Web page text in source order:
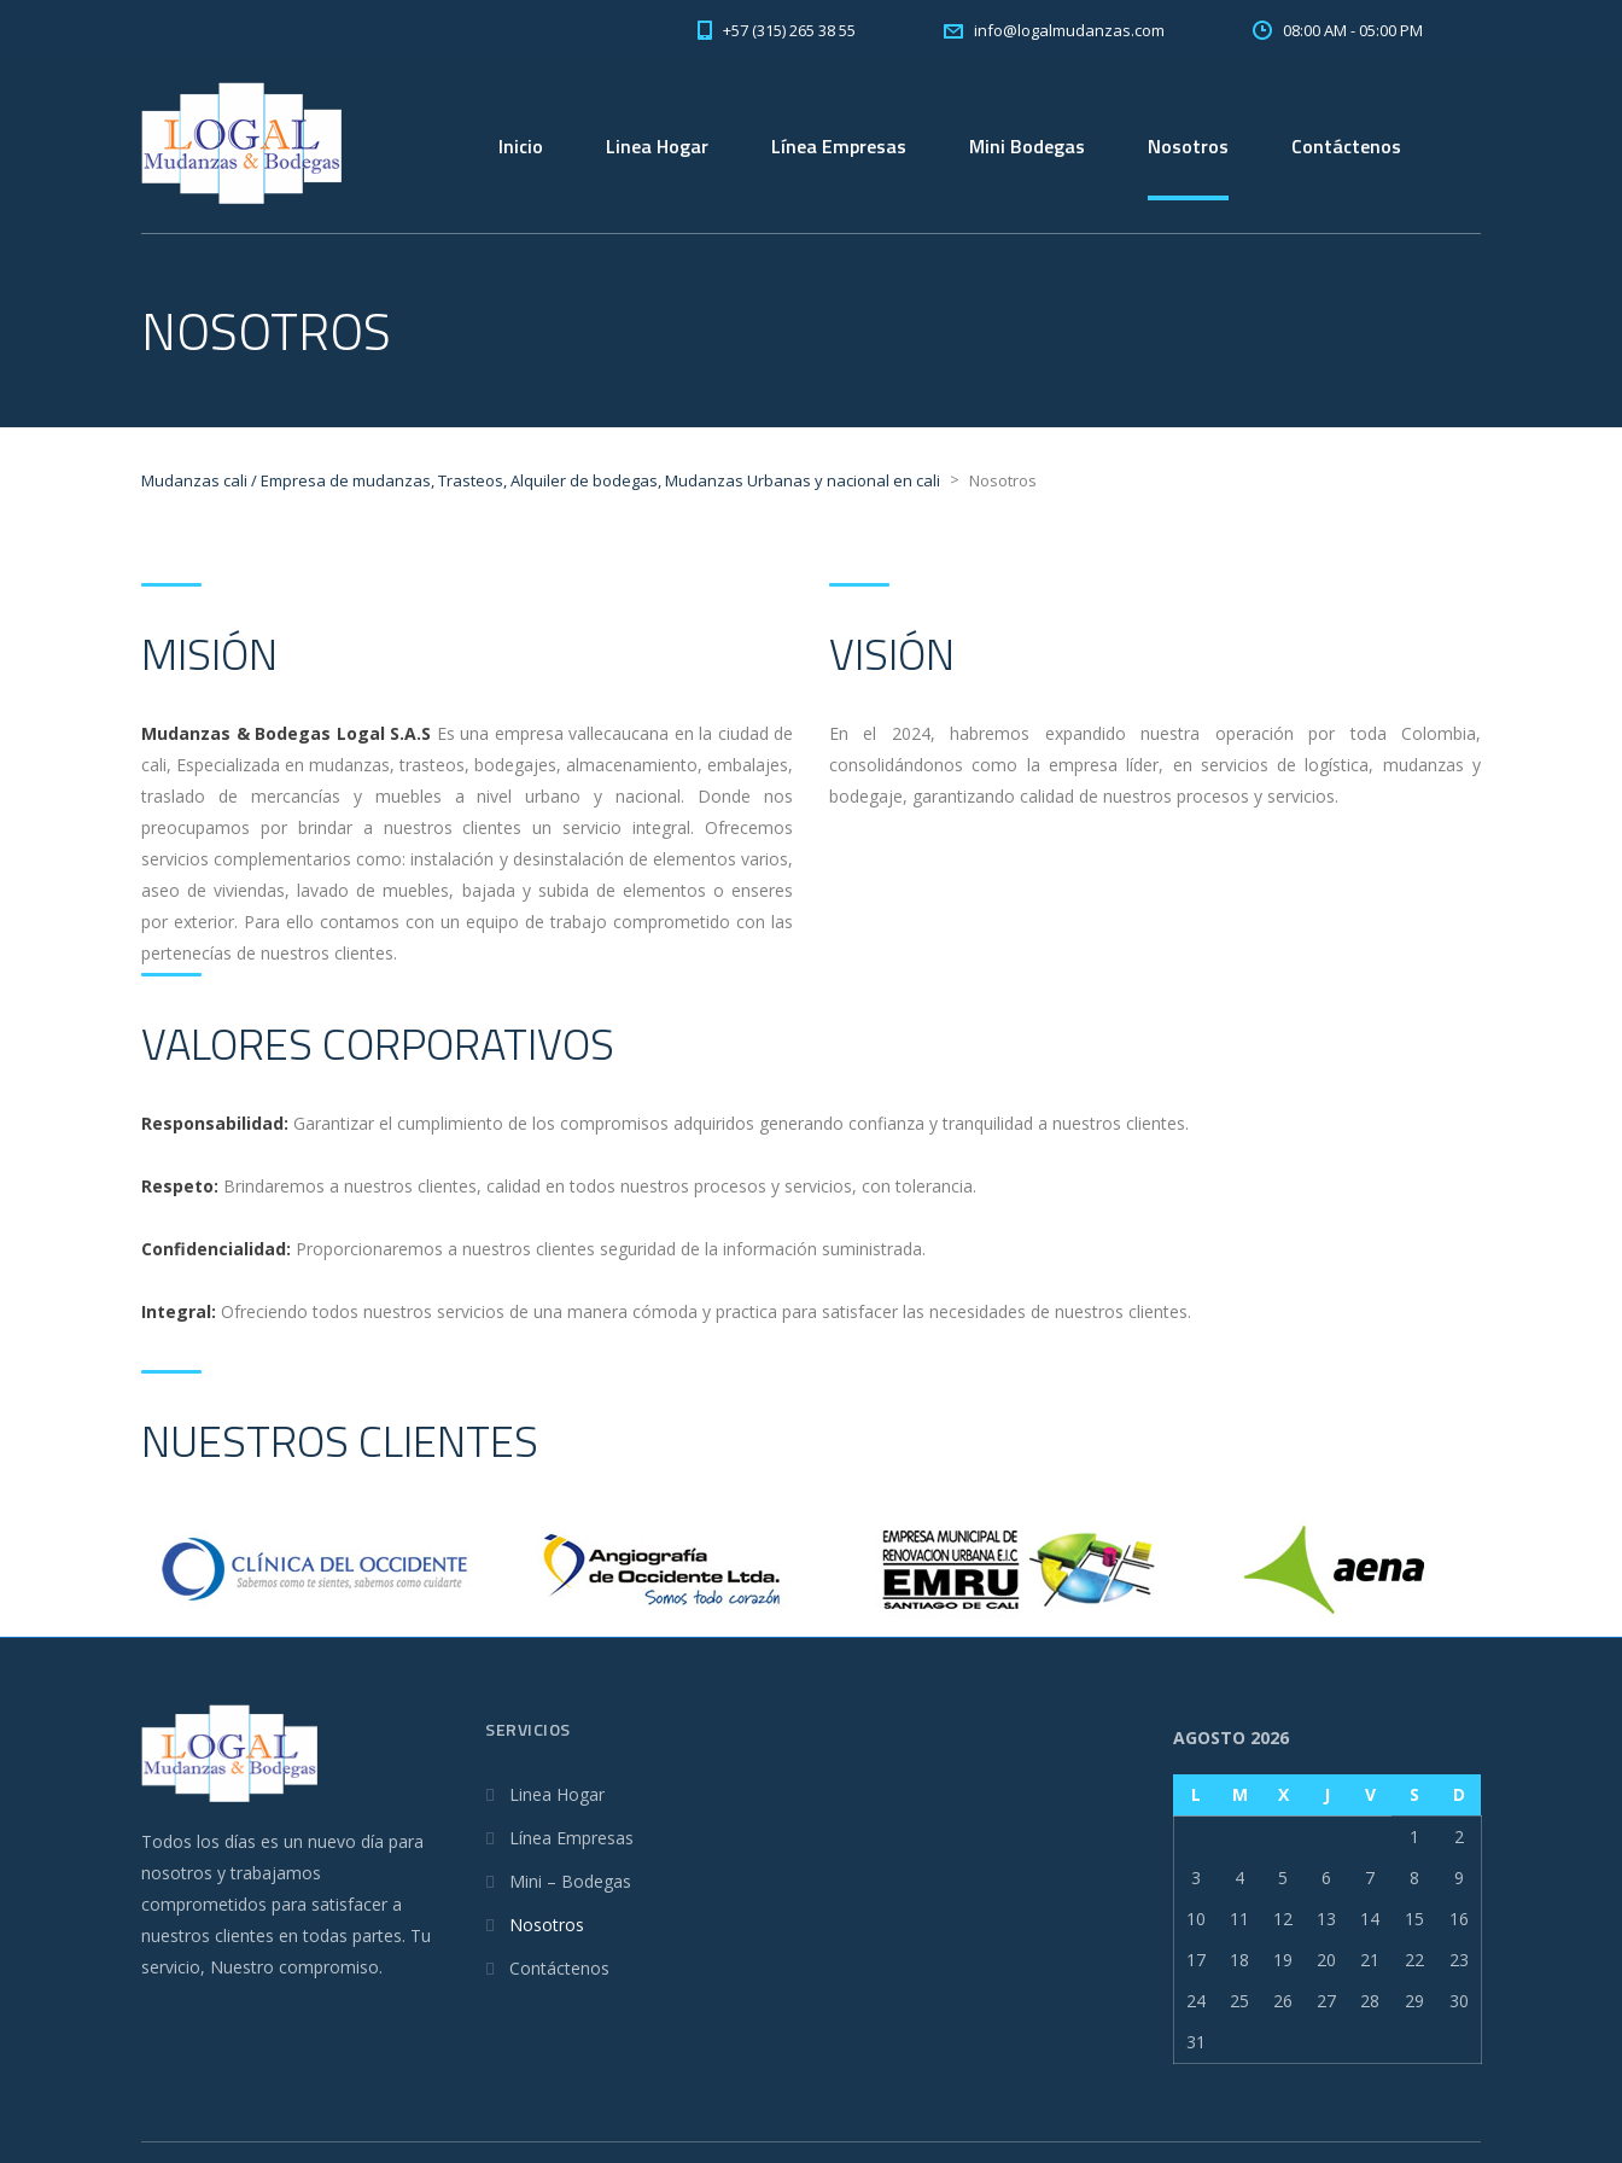
+57 (315) 265 38 55 info@logalmudanzas.com 08:00 AM - 05:00 PM
Inicio Linea Hogar Línea Empresas Mini Bodegas Nosotros Contáctenos
NOSOTROS
Mudanzas cali / Empresa de mudanzas, Trasteos, Alquiler de bodegas, Mudanzas Urbanas y nacional en cali > Nosotros
MISIÓN
Mudanzas & Bodegas Logal S.A.S Es una empresa vallecaucana en la ciudad de
cali, Especializada en mudanzas, trasteos, bodegajes, almacenamiento, embalajes,
traslado de mercancías y muebles a nivel urbano y nacional. Donde nos
preocupamos por brindar a nuestros clientes un servicio integral. Ofrecemos
servicios complementarios como: instalación y desinstalación de elementos varios,
aseo de viviendas, lavado de muebles, bajada y subida de elementos o enseres
por exterior. Para ello contamos con un equipo de trabajo comprometido con las
pertenecías de nuestros clientes.
VISIÓN
En el 2024, habremos expandido nuestra operación por toda Colombia,
consolidándonos como la empresa líder, en servicios de logística, mudanzas y
bodegaje, garantizando calidad de nuestros procesos y servicios.
VALORES CORPORATIVOS
Responsabilidad: Garantizar el cumplimiento de los compromisos adquiridos generando confianza y tranquilidad a nuestros clientes.
Respeto: Brindaremos a nuestros clientes, calidad en todos nuestros procesos y servicios, con tolerancia.
Confidencialidad: Proporcionaremos a nuestros clientes seguridad de la información suministrada.
Integral: Ofreciendo todos nuestros servicios de una manera cómoda y practica para satisfacer las necesidades de nuestros clientes.
NUESTROS CLIENTES
Todos los días es un nuevo día para
nosotros y trabajamos
comprometidos para satisfacer a
nuestros clientes en todas partes. Tu
servicio, Nuestro compromiso.
SERVICIOS
Linea Hogar
Línea Empresas
Mini – Bodegas
Nosotros
Contáctenos
AGOSTO 2026
L M X J V S
D
1
2
3
4 5 6 7 8
9
10
11 12 13 14 15
16
17
18 19 20 21 22
23
24
25 26 27 28 29
30
31